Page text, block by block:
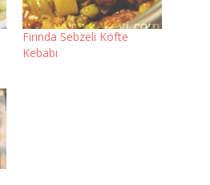
Fırında Sebzeli Köfte
Kebabı